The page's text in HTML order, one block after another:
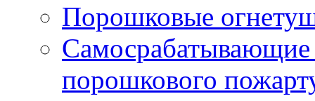
Порошковые
порошкового